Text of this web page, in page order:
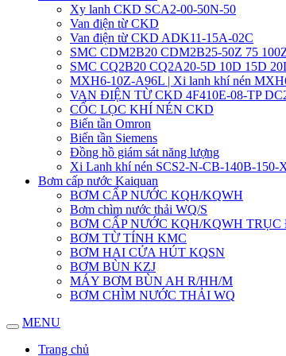
Xy lanh CKD SCA2-00-50N-50
Van điện từ CKD
Van điện từ CKD ADK11-15A-02C
SMC CDM2B20 CDM2B25-50Z 75
SMC CQ2B20 CQ2A20-5D 10D 15D
MXH6-10Z-A96L | Xi lanh khí nén
VAN ĐIỆN TỪ CKD 4F410E-08-TP
CỐC LỌC KHÍ NÉN CKD
Biến tần Omron
Biến tần Siemens
Đồng hồ giám sát năng lượng
Xi Lanh khí nén SCS2-N-CB-140B-150-
Bơm cấp nước Kaiquan
BƠM CẤP NƯỚC KQH/KQWH
Bơm chìm nước thải WQ/S
BƠM CẤP NƯỚC KQH/KQWH
BƠM TỪ TÍNH KMC
BƠM HAI CỬA HÚT KQSN
BƠM BÙN KZJ
MÁY BƠM BÙN AH R/HH/M
BƠM CHÌM NƯỚC THẢI WQ
MENU
Trang chủ